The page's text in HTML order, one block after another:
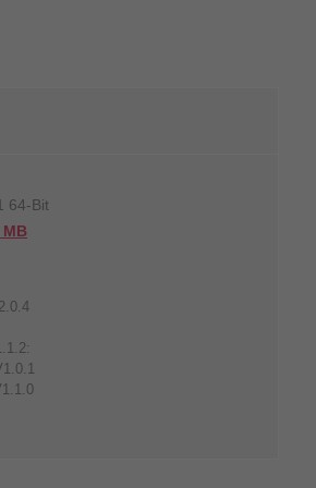
64-Bit
MB